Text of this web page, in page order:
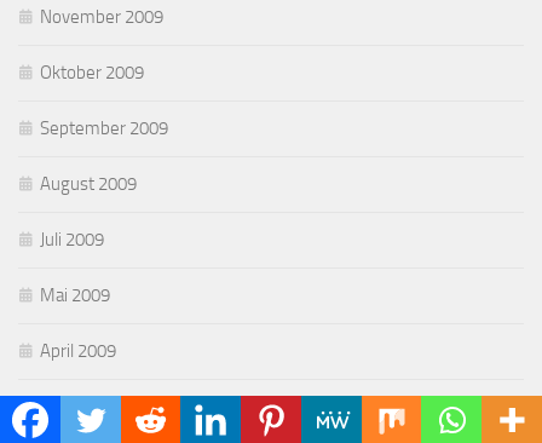
November 2009
Oktober 2009
September 2009
August 2009
Juli 2009
Mai 2009
April 2009
März 2009